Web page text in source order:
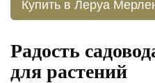
Купить в Леруа
Радость
для растений